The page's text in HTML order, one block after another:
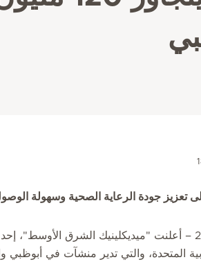
تعزيز جودة الرعاية الصحية وسهولة
أبوظبي، 15 أبريل 2025 – أعلنت "ميديكلينيك الشرق
المتحدة، والتي تدير منشآت في أبوظبي